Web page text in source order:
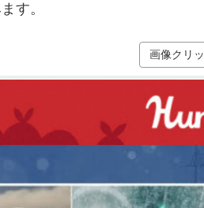
す。
画像クリ